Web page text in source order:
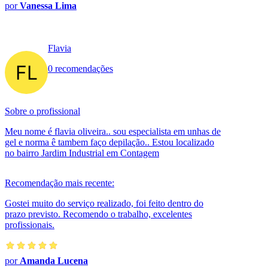
porVanessa Lima
Flavia
0 recomendações
Sobre o profissional
Meu nome é flavia oliveira.. sou especialista em unhas de
gel e norma ê tambem faço depilação.. Estou localizado
no bairro Jardim Industrial em Contagem
Recomendação mais recente:
Gostei muito do serviço realizado, foi feito dentro do
prazo previsto. Recomendo o trabalho, excelentes
profissionais.
porAmanda Lucena